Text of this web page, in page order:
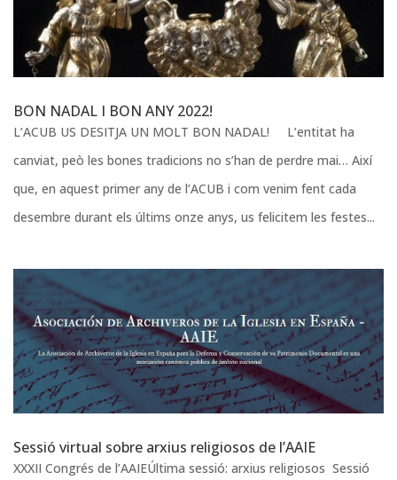
BON NADAL I BON ANY 2022!
L’ACUB US DESITJA UN MOLT BON NADAL! L’entitat ha
canviat, peò les bones tradicions no s’han de perdre mai… Així
que, en aquest primer any de l’ACUB i com venim fent cada
desembre durant els últims onze anys, us felicitem les festes...
Sessió virtual sobre arxius religiosos de l’AAIE
XXXII Congrés de l’AAIEÚltima sessió: arxius religiosos Sessió